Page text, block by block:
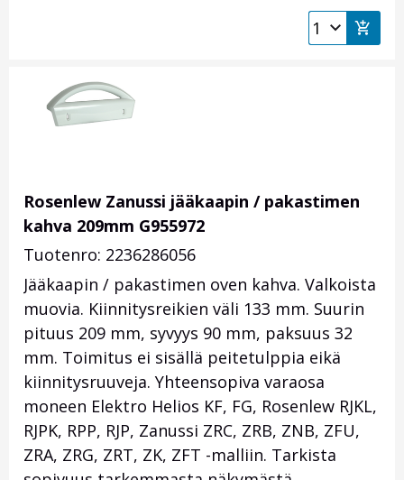
Rosenlew Zanussi jääkaapin / pakastimen
kahva 209mm G955972
Tuotenro: 2236286056
Jääkaapin / pakastimen oven kahva. Valkoista
muovia. Kiinnitysreikien väli 133 mm. Suurin
pituus 209 mm, syvyys 90 mm, paksuus 32
mm. Toimitus ei sisällä peitetulppia eikä
kiinnitysruuveja. Yhteensopiva varaosa
moneen Elektro Helios KF, FG, Rosenlew RJKL,
RJPK, RPP, RJP, Zanussi ZRC, ZRB, ZNB, ZFU,
ZRA, ZRG, ZRT, ZK, ZFT -malliin. Tarkista